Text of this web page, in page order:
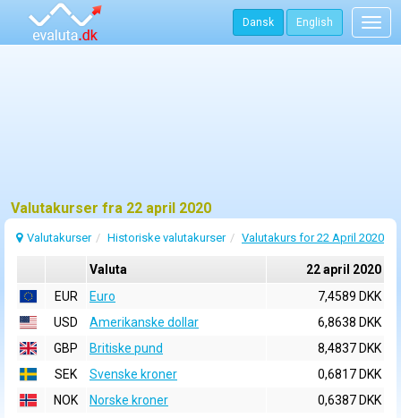
Dansk English
Valutakurser fra 22 april 2020
Valutakurser Historiske valutakurser Valutakurs for 22 April 2020
Valuta
22 april 2020
EUR
Euro
7,4589 DKK
USD
Amerikanske dollar
6,8638 DKK
GBP
Britiske pund
8,4837 DKK
SEK
Svenske kroner
0,6817 DKK
NOK
Norske kroner
0,6387 DKK